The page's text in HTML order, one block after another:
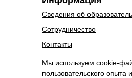
Контакты
Сотрудничество
Сведения об
Мы используем cookie-
пользовательского опыта